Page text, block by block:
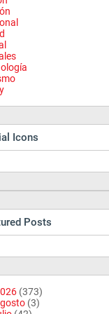
Icons
Posts
(373)
(3)